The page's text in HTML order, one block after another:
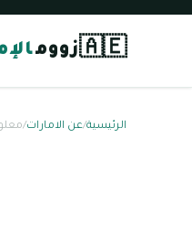
🇦🇪زووم
الرئيسية/عن الامارات/